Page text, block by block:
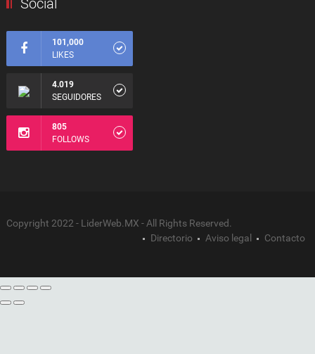
101,000
LIKES
4.019
SEGUIDORES
805
FOLLOWS
Copyright 2022 - LiderWeb.MX - All Rights Reserved.
Directorio
Aviso legal Contacto